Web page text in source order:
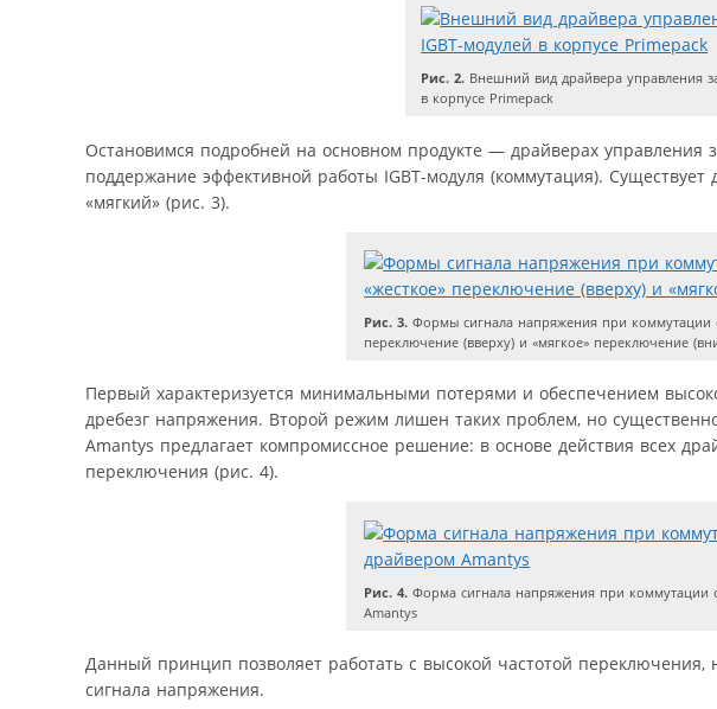
Рис. 2. Внешний вид драйвера управления
в корпусе Primepack
Остановимся подробней на основном продукте — драйверах управления
поддержание эффективной работы IGBT-модуля (коммутация).
«мягкий» (рис. 3).
Рис. 3. Формы сигнала напряжения при коммутации
переключение (вверху) и «мягкое» переключение
Первый характеризуется минимальными потерями и обеспечением
дребезг напряжения. Второй режим лишен таких проблем, но
Amantys предлагает компромиссное решение: в основе действия всех
переключения (рис. 4).
Рис. 4. Форма сигнала напряжения при коммутации
Amantys
Данный принцип позволяет работать с высокой частотой
сигнала напряжения.